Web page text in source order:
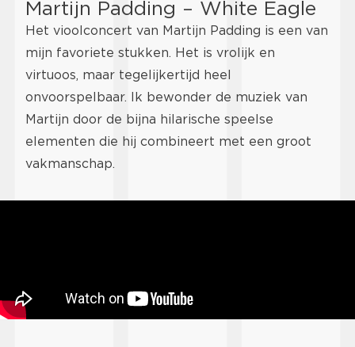
Martijn Padding – White Eagle
Het vioolconcert van Martijn Padding is een van
mijn favoriete stukken. Het is vrolijk en
virtuoos, maar tegelijkertijd heel
onvoorspelbaar. Ik bewonder de muziek van
Martijn door de bijna hilarische speelse
elementen die hij combineert met een groot
vakmanschap.